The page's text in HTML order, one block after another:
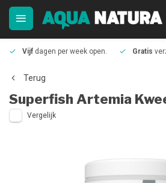
Vijf dagen per week open. Gratis
Terug
Superfish Artemia
Vergelijk